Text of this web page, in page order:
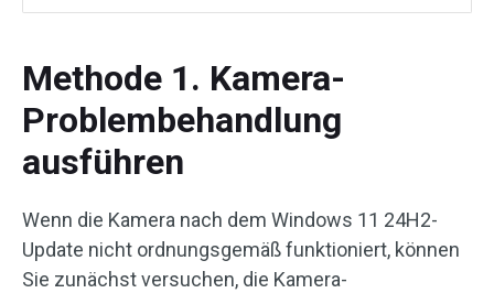
Methode 1. Kamera-
Problembehandlung
ausführen
Wenn die Kamera nach dem Windows 11 24H2-
Update nicht ordnungsgemäß funktioniert, können
Sie zunächst versuchen, die Kamera-